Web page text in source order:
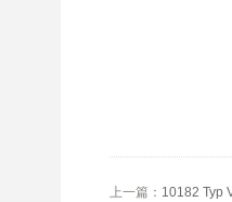
上一篇： 10182 Typ